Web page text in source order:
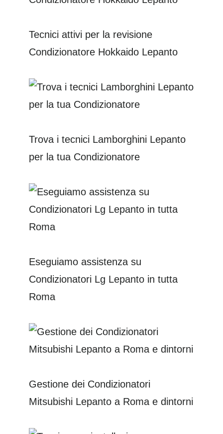
Tecnici attivi per la revisione
Condizionatore Hokkaido Lepanto
Trova i tecnici Lamborghini Lepanto
per la tua Condizionatore
Eseguiamo assistenza su
Condizionatori Lg Lepanto in tutta
Roma
Gestione dei Condizionatori
Mitsubishi Lepanto a Roma e dintorni